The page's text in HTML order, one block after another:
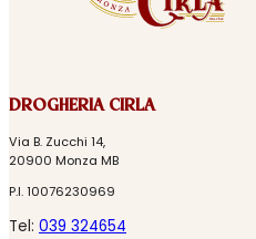
DROGHERIA CIRLA
Via B. Zucchi 14,
20900 Monza MB
P.I. 10076230969
Tel: 039 324654